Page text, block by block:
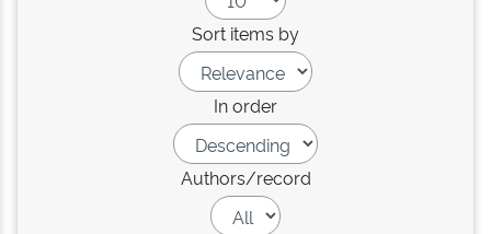
Sort items by
In order
Authors/record